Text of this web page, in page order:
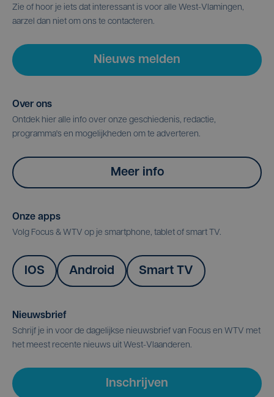
Zie of hoor je iets dat interessant is voor alle West-Vlamingen,
aarzel dan niet om ons te contacteren.
Nieuws melden
Over ons
Ontdek hier alle info over onze geschiedenis, redactie,
programma's en mogelijkheden om te adverteren.
Meer info
Onze apps
Volg Focus & WTV op je smartphone, tablet of smart TV.
IOS Android Smart TV
Nieuwsbrief
Schrijf je in voor de dagelijkse nieuwsbrief van Focus en WTV met
het meest recente nieuws uit West-Vlaanderen.
Inschrijven